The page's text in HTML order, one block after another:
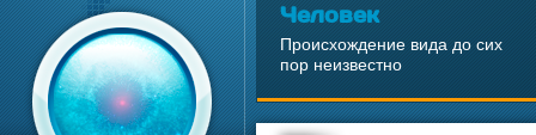
Человек
Происхождение вида до сих
пор неизвестно